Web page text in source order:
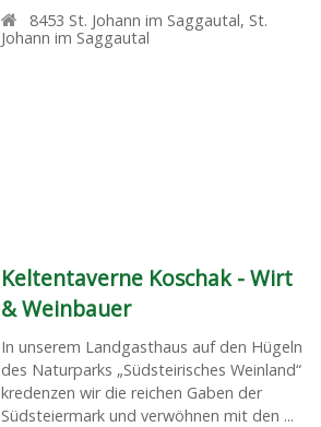
8453 St. Johann im Saggautal, St.
Johann im Saggautal
Keltentaverne Koschak - Wirt
& Weinbauer
In unserem Landgasthaus auf den Hügeln
des Naturparks „Südsteirisches Weinland“
kredenzen wir die reichen Gaben der
Südsteiermark und verwöhnen mit den ...